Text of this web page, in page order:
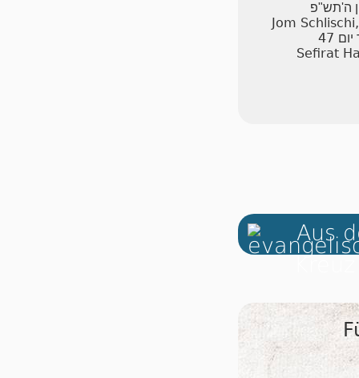
ה'תש"פ
Jom
47
Sefirat
Aus